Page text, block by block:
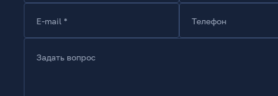
E-mail * Телефон
Задать вопрос